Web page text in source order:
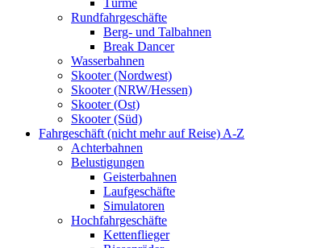
Rundfahrgeschäfte
Berg- und Talbahnen
Break Dancer
Wasserbahnen
Skooter (Nordwest)
Skooter (NRW/Hessen)
Skooter (Ost)
Skooter (Süd)
Fahrgeschäft (nicht mehr auf Reise) A-Z
Achterbahnen
Belustigungen
Geisterbahnen
Laufgeschäfte
Simulatoren
Hochfahrgeschäfte
Kettenflieger